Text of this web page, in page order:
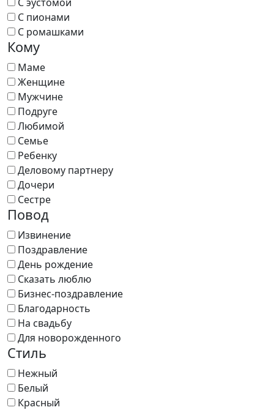
С пионами
С ромашками
Кому
Маме
Женщине
Мужчине
Подруге
Любимой
Семье
Ребенку
Деловому партнеру
Дочери
Сестре
Повод
Извинение
Поздравление
День рождение
Сказать люблю
Бизнес-поздравление
Благодарность
На свадьбу
Для новорожденного
Стиль
Нежный
Белый
Красный